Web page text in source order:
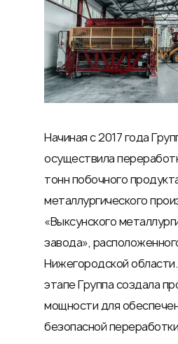
Начиная с 2017 года
осуществила
тонн побочного
металлургического
«Выксунского
завода»,
Нижегородской
этапе Группа создала
мощности для
безопасной